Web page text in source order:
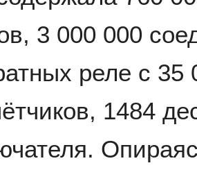
3 000 000
реле с 35
1484